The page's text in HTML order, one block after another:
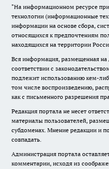
"На информационном ресурсе
технологии (информационные
информации на основе сбора,
относящихся к предпочтениям
находящихся на территории
Вся информация, размещенная на
соответствии с
подлежит использованию кем-
том числе воспроизведению,
как с письменного разрешения
Редакция портала не несет
материалы пользователей,
субдоменах. Мнение редакции и
совпадать.
Администрация портала
комментарии, исходя из